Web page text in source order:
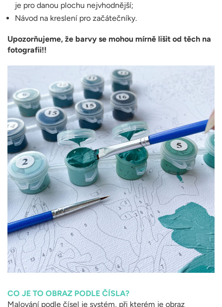
je pro danou plochu nejvhodnější;
Návod na kreslení pro začátečníky.
Upozorňujeme, že barvy se mohou mírně lišit od těch na
fotografii!!
CO JE TO OBRAZ PODLE ČÍSLA?
Malování podle čísel je systém, při kterém je obraz